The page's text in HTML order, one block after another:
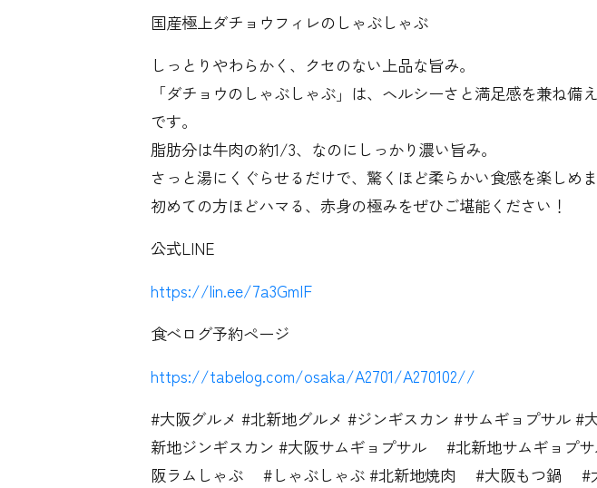
国産極上ダチョウフィレのしゃぶしゃぶ
しっとりやわらかく、クセのない上品な旨み。
「ダチョウのしゃぶしゃぶ」は、ヘルシーさと満足感を兼ね備
です。
脂肪分は牛肉の約1/3、なのにしっかり濃い旨み。
さっと湯にくぐらせるだけで、驚くほど柔らかい食感を楽しめま
初めての方ほどハマる、赤身の極みをぜひご堪能ください！
公式LINE
https://lin.ee/7a3GmIF
食べログ予約ページ
https://tabelog.com/osaka/A2701/A270102//
#大阪グルメ #北新地グルメ #ジンギスカン #サムギョプサル #
新地ジンギスカン #大阪サムギョプサル #北新地サムギョプ
阪ラムしゃぶ #しゃぶしゃぶ #北新地焼肉 #大阪もつ鍋